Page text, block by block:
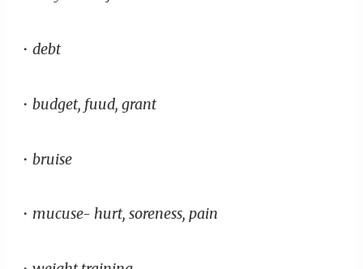
・debt
・budget, fuud, grant
・bruise
・mucuse- hurt, soreness, pain